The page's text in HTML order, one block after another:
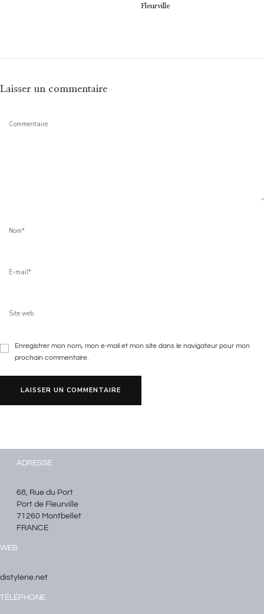
Fleurville
Laisser un commentaire
Enregistrer mon nom, mon e-mail et mon site dans le navigateur pour mon
prochain commentaire.
ADRESSE
68, Rue du Port
Port de Fleurville
71260 Montbellet
FRANCE
WEB
distylerie.net
TÉLÉPHONE